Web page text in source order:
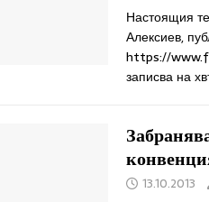
Настоящия
Алексиев,
https://
записва на
13.10.2013